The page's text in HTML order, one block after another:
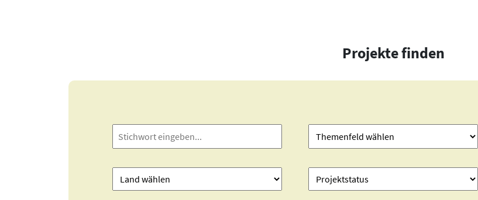
Projekte finden